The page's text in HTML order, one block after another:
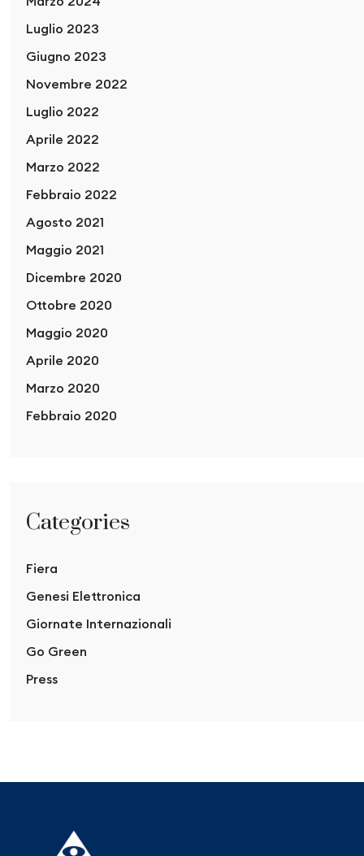
Luglio 2023
Giugno 2023
Novembre 2022
Luglio 2022
Aprile 2022
Marzo 2022
Febbraio 2022
Agosto 2021
Maggio 2021
Dicembre 2020
Ottobre 2020
Maggio 2020
Aprile 2020
Marzo 2020
Febbraio 2020
Categories
Fiera
Genesi Elettronica
Giornate Internazionali
Go Green
Press